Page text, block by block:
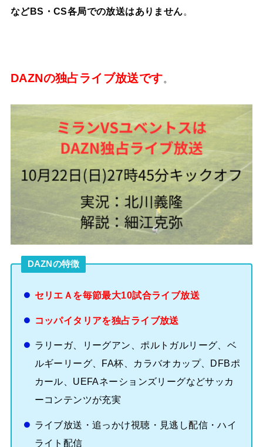
などBS・CS各局での放送はありません。
DAZNの独占ライブ放送です。
DAZNの特徴
セリエＡを毎節最大10試合ライブ放送
コッパイタリアを独占ライブ放送
ラリーガ、リーグアン、ポルトガルリーグ、ベ
ルギーリーグ、FA杯、カラバオカップ、DFBポ
カール、UEFAネーションズリーグなどサッカ
ーコンテンツが充実
ライブ放送・追っかけ視聴・見逃し配信・ハイ
ライト配信